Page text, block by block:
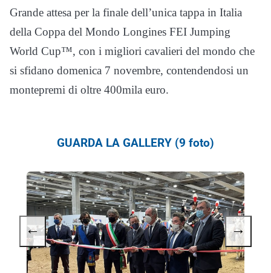
Grande attesa per la finale dell’unica tappa in Italia
della Coppa del Mondo Longines FEI Jumping
World Cup™, con i migliori cavalieri del mondo che
si sfidano domenica 7 novembre, contendendosi un
montepremi di oltre 400mila euro.
GUARDA LA GALLERY (9 foto)
← →